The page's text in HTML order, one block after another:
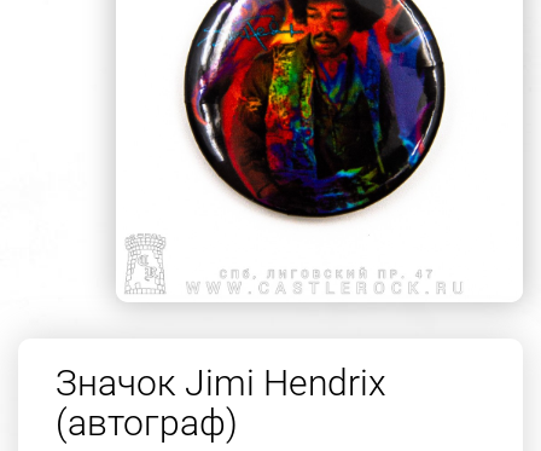
Значок Jimi Hendrix
(автограф)